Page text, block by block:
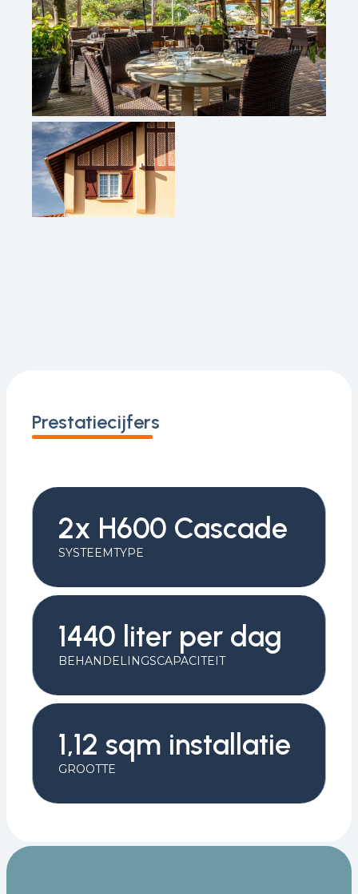
Prestatiecijfers
2x H600 Cascade
SYSTEEMTYPE
1440 liter per dag
BEHANDELINGSCAPACITEIT
1,12 sqm installatie
GROOTTE